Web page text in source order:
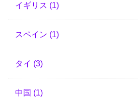
イギリス (1)
スペイン (1)
タイ (3)
中国 (1)